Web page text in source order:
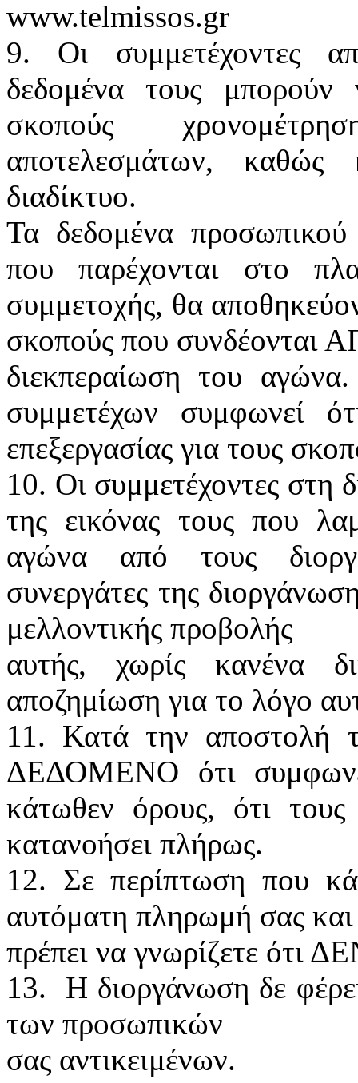
www.telmissos.gr
9. Οι συμμετέχοντες
δεδομένα τους μπορούν
σκοπούς
αποτελεσμάτων,
διαδίκτυο.
Τα δεδομένα προσωπικού
που παρέχονται στο
συμμετοχής, θα
σκοπούς που συνδέονται
διεκπεραίωση του
συμμετέχων συμφωνεί
επεξεργασίας για τους
10. Οι συμμετέχοντες στη
της εικόνας τους που
αγώνα από τους
συνεργάτες της
μελλοντικής προβολής
αυτής, χωρίς κανένα
αποζημίωση για το λόγο
11. Κατά την αποστολή
ΔΕΔΟΜΕΝΟ ότι
κάτωθεν όρους, ότι τους
κατανοήσει πλήρως.
12. Σε περίπτωση που
αυτόματη πληρωμή σας και
πρέπει να γνωρίζετε ότι
13. Η διοργάνωση δε
των προσωπικών
σας αντικειμένων.